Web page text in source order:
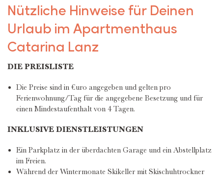
Nützliche Hinweise für Deinen
Urlaub im Apartmenthaus
Catarina Lanz
DIE PREISLISTE
Die Preise sind in €uro angegeben und gelten pro
Ferienwohnung/Tag für die angegebene Besetzung und für
einen Mindestaufenthalt von 4 Tagen.
INKLUSIVE DIENSTLEISTUNGEN
Ein Parkplatz in der überdachten Garage und ein Abstellplatz
im Freien.
Während der Wintermonate Skikeller mit Skischuhtrockner